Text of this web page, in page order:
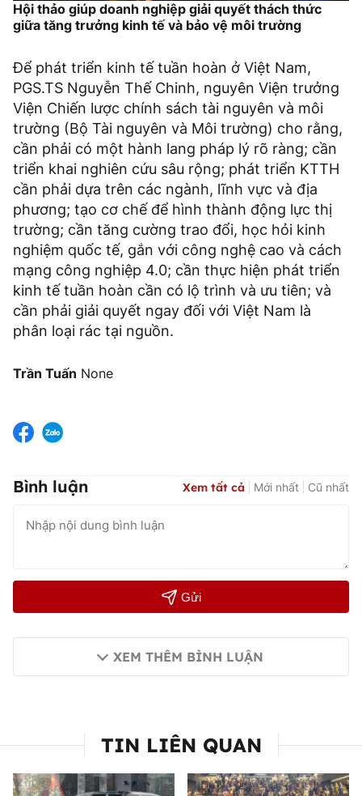
Hội thảo giúp doanh nghiệp giải quyết thách thức
giữa tăng trưởng kinh tế và bảo vệ môi trường
Để phát triển kinh tế tuần hoàn ở Việt Nam,
PGS.TS Nguyễn Thế Chinh, nguyên Viện trưởng
Viện Chiến lược chính sách tài nguyên và môi
trường (Bộ Tài nguyên và Môi trường) cho rằng,
cần phải có một hành lang pháp lý rõ ràng; cần
triển khai nghiên cứu sâu rộng; phát triển KTTH
cần phải dựa trên các ngành, lĩnh vực và địa
phương; tạo cơ chế để hình thành động lực thị
trường; cần tăng cường trao đổi, học hỏi kinh
nghiệm quốc tế, gắn với công nghệ cao và cách
mạng công nghiệp 4.0; cần thực hiện phát triển
kinh tế tuần hoàn cần có lộ trình và ưu tiên; và
cần phải giải quyết ngay đối với Việt Nam là
phân loại rác tại nguồn.
Trần Tuấn None
Bình luận Xem tất cả Mới nhất Cũ nhất
Gửi
XEM THÊM BÌNH LUẬN
TIN LIÊN QUAN